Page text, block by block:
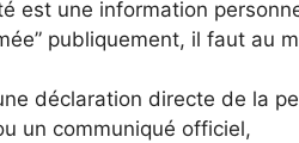
est une information
publiquement, il faut au
déclaration directe de la
un communiqué officiel,